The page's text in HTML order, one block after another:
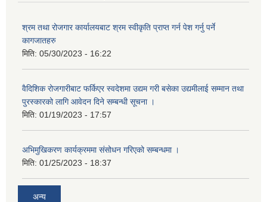
श्रम तथा रोजगार कार्यालयबाट श्रम स्वीकृति प्राप्त गर्न पेश गर्नु पर्ने
कागजातहरु
मिति: 05/30/2023 - 16:22
वैदिशिक रोजगारीबाट फर्किएर स्वदेशमा उद्यम गरी बसेका उद्यमीलाई सम्मान तथा
पुरस्कारको लागि आवेदन दिने सम्बन्धी सूचना ।
मिति: 01/19/2023 - 17:57
अभिमुखिकरण कार्यक्रममा संसोधन गरिएको सम्बन्धमा ।
मिति: 01/25/2023 - 18:37
अन्य